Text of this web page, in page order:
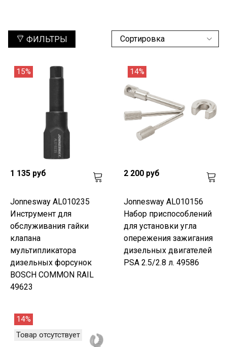
ФИЛЬТРЫ
15%
1 135 руб
Jonnesway AL010235
Инструмент для
обслуживания гайки
клапана
мультипликатора
дизельных форсунок
BOSCH COMMON RAIL
49623
14%
2 200 руб
Jonnesway AL010156
Набор приспособлений
для установки угла
опережения зажигания
дизельных двигателей
PSA 2.5/2.8 л. 49586
14%
Товар отсутствует